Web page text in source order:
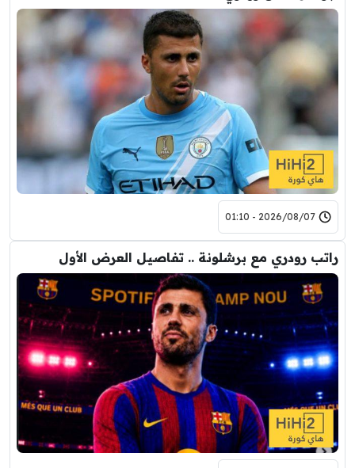
2026/08/07 - 01:10
راتب رودري مع برشلونة .. تفاصيل العرض الأول